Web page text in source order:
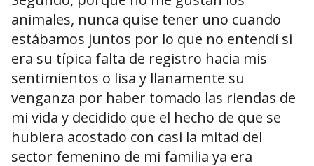
animales, nunca quise tener uno cuando
estábamos juntos por lo que no entendí si
era su típica falta de registro hacia mis
sentimientos o lisa y llanamente su
venganza por haber tomado las riendas de
mi vida y decidido que el hecho de que se
hubiera acostado con casi la mitad del
sector femenino de mi familia ya era